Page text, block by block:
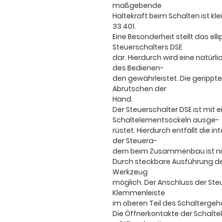
maßgebende
Haltekraft beim Schalten ist
33 401.
Eine Besonderheit stellt das
Steuerschalters DSE
dar. Hierdurch wird eine
des Bedienen-
den gewährleistet. Die
Abrutschen der
Hand.
Der Steuerschalter DSE ist mit
Schaltelementsockeln ausge-
rüstet. Hierdurch entfällt die
der Steuera-
dern beim Zusammenbau ist
Durch steckbare Ausführung
Werkzeug
möglich. Der Anschluss der
Klemmenleiste
im oberen Teil des
Die Öffnerkontakte der